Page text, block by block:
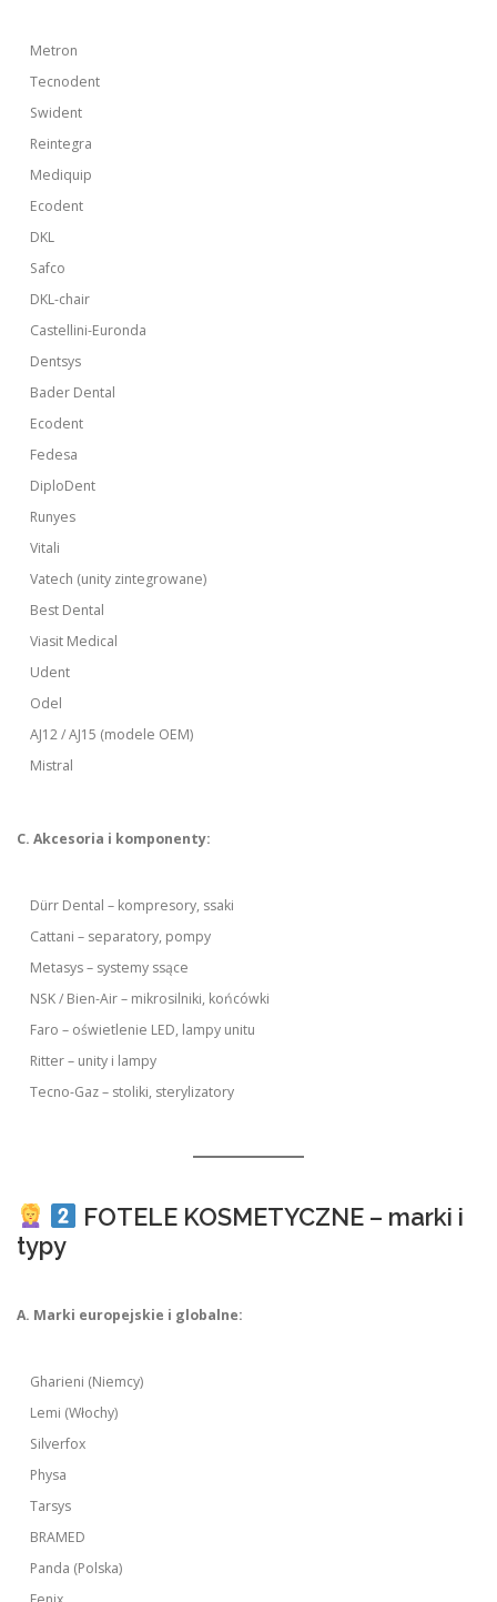
Metron
Tecnodent
Swident
Reintegra
Mediquip
Ecodent
DKL
Safco
DKL-chair
Castellini-Euronda
Dentsys
Bader Dental
Ecodent
Fedesa
DiploDent
Runyes
Vitali
Vatech (unity zintegrowane)
Best Dental
Viasit Medical
Udent
Odel
AJ12 / AJ15 (modele OEM)
Mistral
C. Akcesoria i komponenty:
Dürr Dental – kompresory, ssaki
Cattani – separatory, pompy
Metasys – systemy ssące
NSK / Bien-Air – mikrosilniki, końcówki
Faro – oświetlenie LED, lampy unitu
Ritter – unity i lampy
Tecno-Gaz – stoliki, sterylizatory
FOTELE KOSMETYCZNE – marki i
typy
A. Marki europejskie i globalne:
Gharieni (Niemcy)
Lemi (Włochy)
Silverfox
Physa
Tarsys
BRAMED
Panda (Polska)